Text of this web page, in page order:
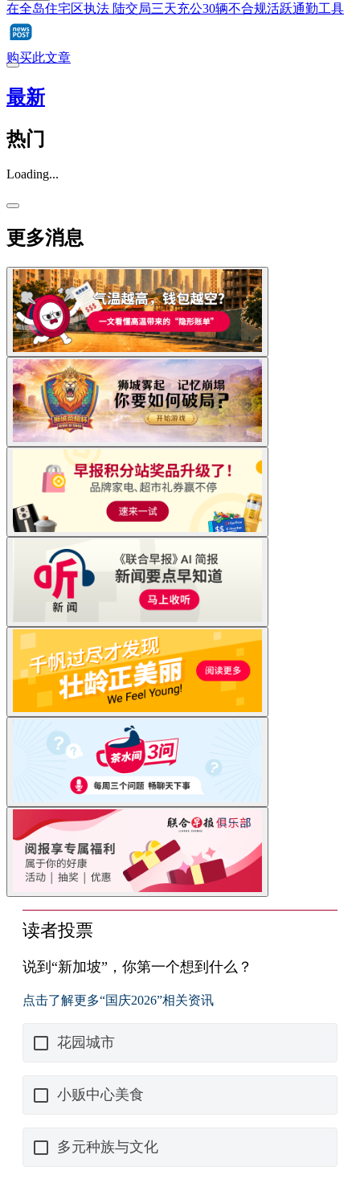
在全岛住宅区执法 陆交局三天充公30辆不合规活跃通勤工具
购买此文章
最新
热门
Loading...
更多消息